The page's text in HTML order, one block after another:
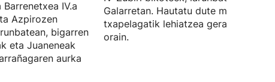
IV.a
Azpirozen
bigarren
eta Juaneneak
aurka
Galarretan. Hautatu dute materiala,
txapelagatik lehiatzea geratzen zaie
orain.